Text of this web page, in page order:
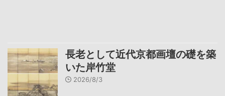
長老として近代京都画壇の礎を築
いた岸竹堂
2026/8/3